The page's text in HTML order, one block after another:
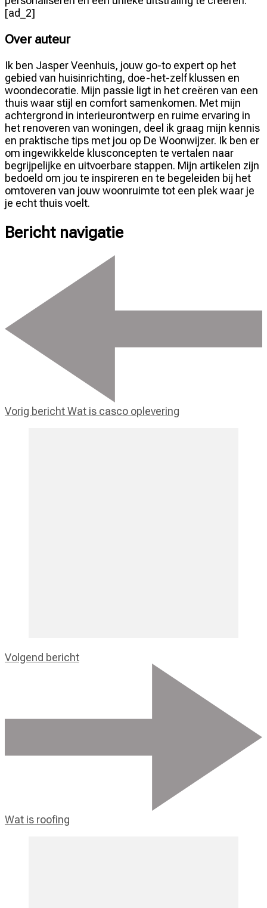
[ad_2]
Over auteur
Ik ben Jasper Veenhuis, jouw go-to expert op het
gebied van huisinrichting, doe-het-zelf klussen en
woondecoratie. Mijn passie ligt in het creëren van een
thuis waar stijl en comfort samenkomen. Met mijn
achtergrond in interieurontwerp en ruime ervaring in
het renoveren van woningen, deel ik graag mijn kennis
en praktische tips met jou op De Woonwijzer. Ik ben er
om ingewikkelde klusconcepten te vertalen naar
begrijpelijke en uitvoerbare stappen. Mijn artikelen zijn
bedoeld om jou te inspireren en te begeleiden bij het
omtoveren van jouw woonruimte tot een plek waar je
je echt thuis voelt.
Bericht navigatie
Vorig berichtWat is casco oplevering
Volgend bericht
Wat is roofing